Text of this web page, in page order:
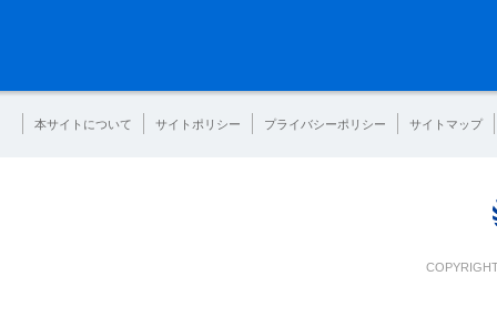
本サイトについて サイトポリシー プライバシーポリシー サイトマップ